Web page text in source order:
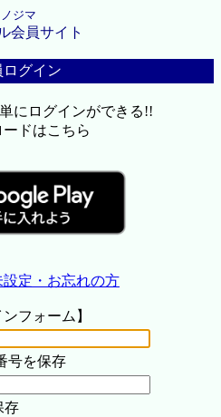
ノジマ
会員サイト
ログイン
にログインができる!!
ードはこちら
定・お忘れの方
ンフォーム】
号を保存
存